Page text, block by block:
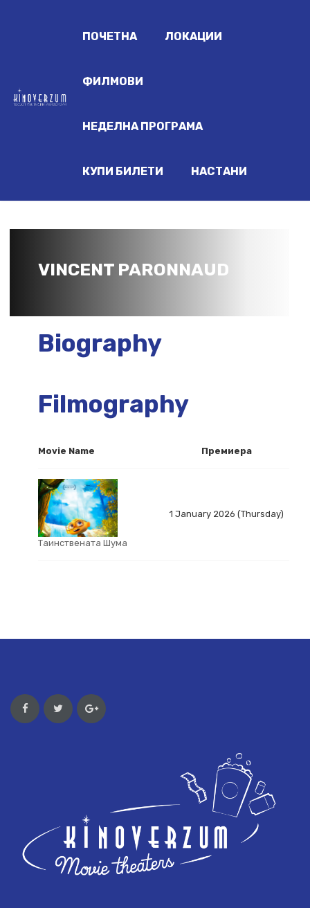
ПОЧЕТНА ЛОКАЦИИ
ФИЛМОВИ
НЕДЕЛНА ПРОГРАМА
КУПИ БИЛЕТИ НАСТАНИ
VINCENT PARONNAUD
Biography
Filmography
Movie Name Премиера
Таинствената Шума
1 January 2026 (Thursday)